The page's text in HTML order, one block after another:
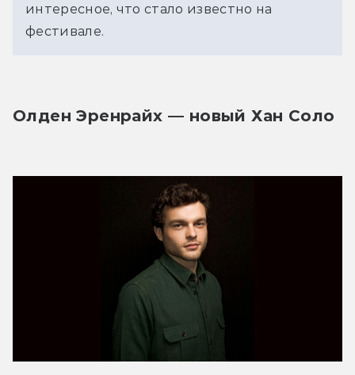
интересное, что стало известно на
фестивале.
Олден Эренрайх — новый Хан Соло